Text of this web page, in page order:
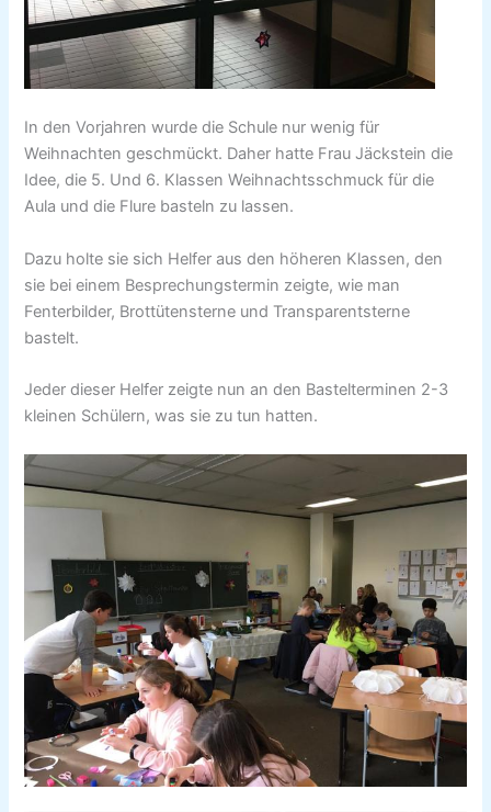
In den Vorjahren wurde die Schule nur wenig für
Weihnachten geschmückt. Daher hatte Frau Jäckstein die
Idee, die 5. Und 6. Klassen Weihnachtsschmuck für die
Aula und die Flure basteln zu lassen.
Dazu holte sie sich Helfer aus den höheren Klassen, den
sie bei einem Besprechungstermin zeigte, wie man
Fenterbilder, Brottütensterne und Transparentsterne
bastelt.
Jeder dieser Helfer zeigte nun an den Bastelterminen 2-3
kleinen Schülern, was sie zu tun hatten.